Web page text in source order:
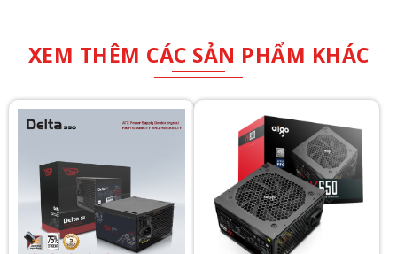
XEM THÊM CÁC SẢN PHẨM KHÁC